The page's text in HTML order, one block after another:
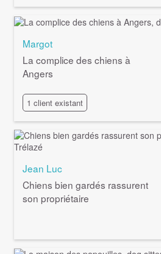
Margot
La complice des chiens à
Angers
1 client existant
Jean Luc
Chiens bien gardés rassurent
son propriétaire